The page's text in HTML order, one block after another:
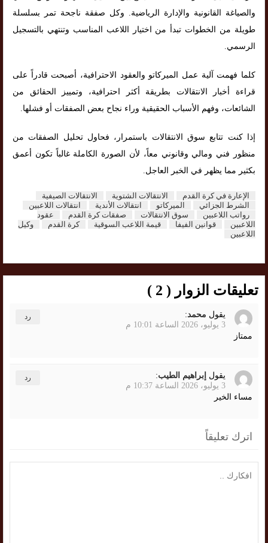
والصياغة القانونية والإدارة الرياضية. وكل صفقة ناجحة تمر بسلسلة
طويلة من الخطوات تبدأ من اختيار اللاعب المناسب وتنتهي بالتسجيل
الرسمي.
كلما فهمت آلية عمل الميركاتو والعقود الاحترافية، أصبحت قادراً على
قراءة أخبار الانتقالات بطريقة أكثر احترافية، وتمييز الحقائق من
الشائعات، وفهم الأسباب الحقيقية وراء نجاح بعض الصفقات أو فشلها.
إذا كنت تتابع سوق الانتقالات باستمرار، فحاول تحليل الصفقات من
منظور فني ومالي وقانوني معاً، لأن الصورة الكاملة غالباً تكون أعمق
بكثير مما يظهر في الخبر العاجل.
الإعارة في كرة القدم الانتقالات الشتوية
الانتقالات الصيفية
الشرط الجزائي
الميركاتو انتقالات الأندية
انتقالات اللاعبين
رواتب اللاعبين
سوق الانتقالات صفقات كرة القدم
عقود
اللاعبين
قوانين الفيفا قيمة اللاعب السوقية كرة القدم
وكيل
اللاعبين
تعليقات الزوار ( 2 )
يقول محمد:
3 يوليو، 2026 الساعة 10:01 م
ممتاز
رد
يقول إبراهيم الطيب:
3 يوليو، 2026 الساعة 10:37 م
مساء الخير
رد
اترك تعليقاً